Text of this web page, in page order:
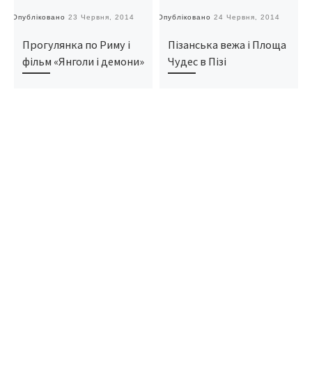
Опубліковано 23 Червня, 2014
Прогулянка по Риму і
фільм «Янголи і демони»
Опубліковано 24 Червня, 2014
Пізанська вежа і Площа
Чудес в Пізі